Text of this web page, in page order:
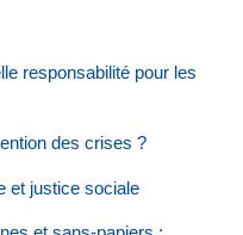
responsabilité pour les
des crises ?
et justice sociale